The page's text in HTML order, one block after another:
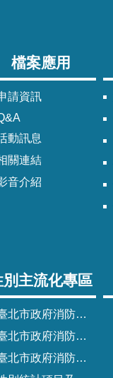
檔案應用
請資訊
動訊息
關連結
音介紹
別主流化專區
市政府消防局性別主流化實施計畫
市政府消防局性別平等專案小組委員名單
市政府消防局歷次性別平等專案小組會議紀錄